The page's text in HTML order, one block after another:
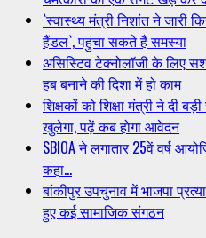
`स्वास्थ्य मंत्री निशांत ने जारी
हैंडल`, पहुंचा सकते हैं समस्या
असिस्टिव टेक्नोलॉजी के लिए
हब बनाने की दिशा में हो काम
शिक्षकों को शिक्षा मंत्री ने दी
खुलेगा, पढ़ें कब होगा आवेदन
SBIOA ने लगातार 25वें वर्ष
कहा…
बांकीपुर उपचुनाव में भाजपा
हुए कई सामाजिक संगठन